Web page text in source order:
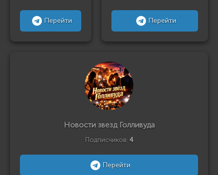
Перейти Перейти
Новости звезд Голливуда
Подписчиков: 4
Перейти